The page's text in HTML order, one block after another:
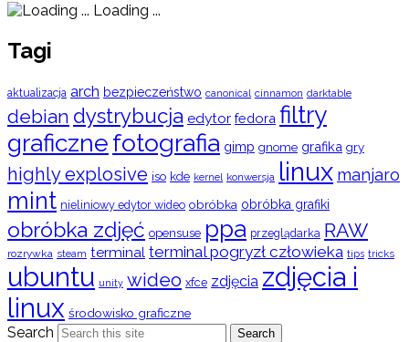
Loading ...
Tagi
aktualizacja arch bezpieczeństwo canonical cinnamon darktable
debian dystrybucja edytor fedora filtry
graficznefotografia gimp gnome grafika gry
highly explosive iso kde kernel konwersja linux manjaro
mint nieliniowy edytor wideo obróbka obróbka grafiki
obróbka zdjęć opensuse ppa przeglądarka RAW
rozrywka steam terminal terminal pogryzł człowieka tips tricks
ubuntu unity wideo xfce zdjęcia zdjęcia i
linux środowisko graficzne
Search Search